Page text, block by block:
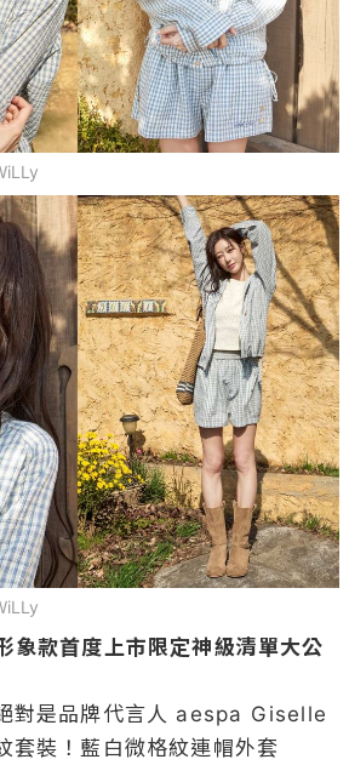
象款首度上市限定神級清單大公
對是品牌代言人 aespa Giselle
套裝！藍白微格紋連帽外套